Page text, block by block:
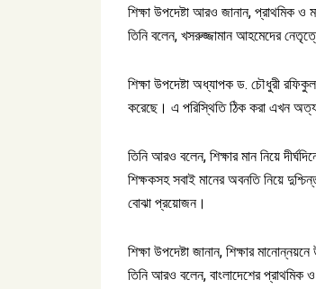
শিক্ষা উপদেষ্টা আরও জানান, প্রাথমিক ও
তিনি বলেন, খসরুজ্জামান আহমেদের
শিক্ষা উপদেষ্টা অধ্যাপক ড. চৌধুরী
করেছে। এ পরিস্থিতি ঠিক করা এখন
তিনি আরও বলেন, শিক্ষার মান নিয়ে
শিক্ষকসহ সবাই মানের অবনতি নিয়ে
বোঝা প্রয়োজন।
শিক্ষা উপদেষ্টা জানান, শিক্ষার
তিনি আরও বলেন, বাংলাদেশের প্রাথমিক